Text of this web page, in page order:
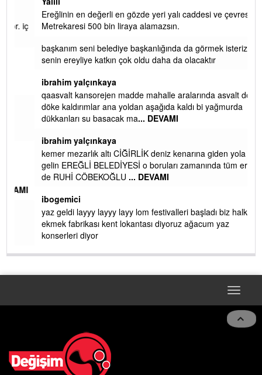
Ereğlinin en değerli en gözde yeri yalı caddesi ve çevresidir.
Metrekaresi 500 bin liraya alamazsın.
başkanım seni belediye başkanlığında da görmek isteriz
senin ereyliye katkın çok oldu daha da olacaktır
ibrahim yalçınkaya
qaasvalt kansorejen madde mahalle aralarında asvalt döke
döke kaldırımlar ana yoldan aşağıda kaldı bi yağmurda
dükkanları su basacak ma... DEVAMI
ibrahim yalçınkaya
kemer mezarlık altı CİĞİRLİK deniz kenarına giden yola
gelin EREĞLİ BELEDİYESİ o boruları zamanında tüm ereğli
de RUHİ CÖBEKOĞLU... DEVAMI
ibogemici
yaz geldi layyy layyy layy lom festivalleri başladı biz halk
ekmek fabrikası kent lokantası diyoruz ağacum yaz
konserleri diyor
Toggle